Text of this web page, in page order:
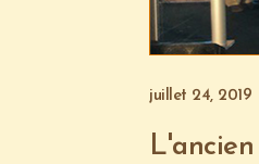
juillet 24, 2019